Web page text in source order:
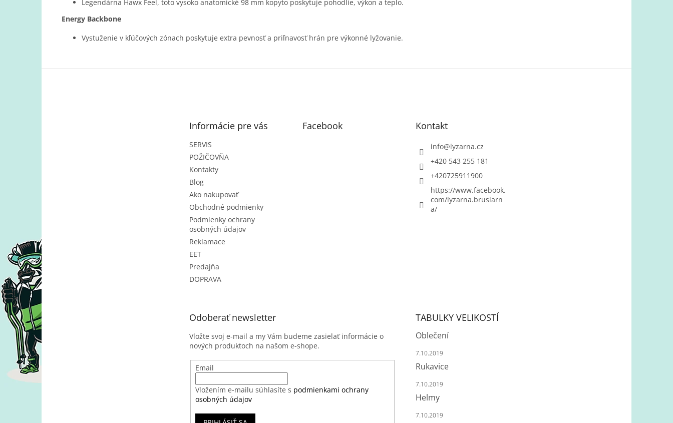
Legendárna Hawx Feel, toto vysoko anatomické 98 mm kopyto poskytuje pohodlie, výkon a teplo.
Energy Backbone
Vystuženie v kľúčových zónach poskytuje extra pevnosť a priľnavosť hrán pre výkonné lyžovanie.
Informácie pre vás
SERVIS
POŽIČOVŇA
Kontakty
Blog
Ako nakupovať
Obchodné podmienky
Podmienky ochrany
osobných údajov
Reklamace
EET
Predajňa
DOPRAVA
Facebook Kontakt
info@lyzarna.cz
+420 543 255 181
+420725911900
https://www.facebook.
com/lyzarna.bruslarn
a/
Odoberať newsletter
Vložte svoj e-mail a my Vám budeme zasielať informácie o
nových produktoch na našom e-shope.
Email
Vložením e-mailu súhlasíte s podmienkami ochrany
osobných údajov
TABULKY VELIKOSTÍ
Oblečení
7.10.2019
Rukavice
7.10.2019
Helmy
7.10.2019